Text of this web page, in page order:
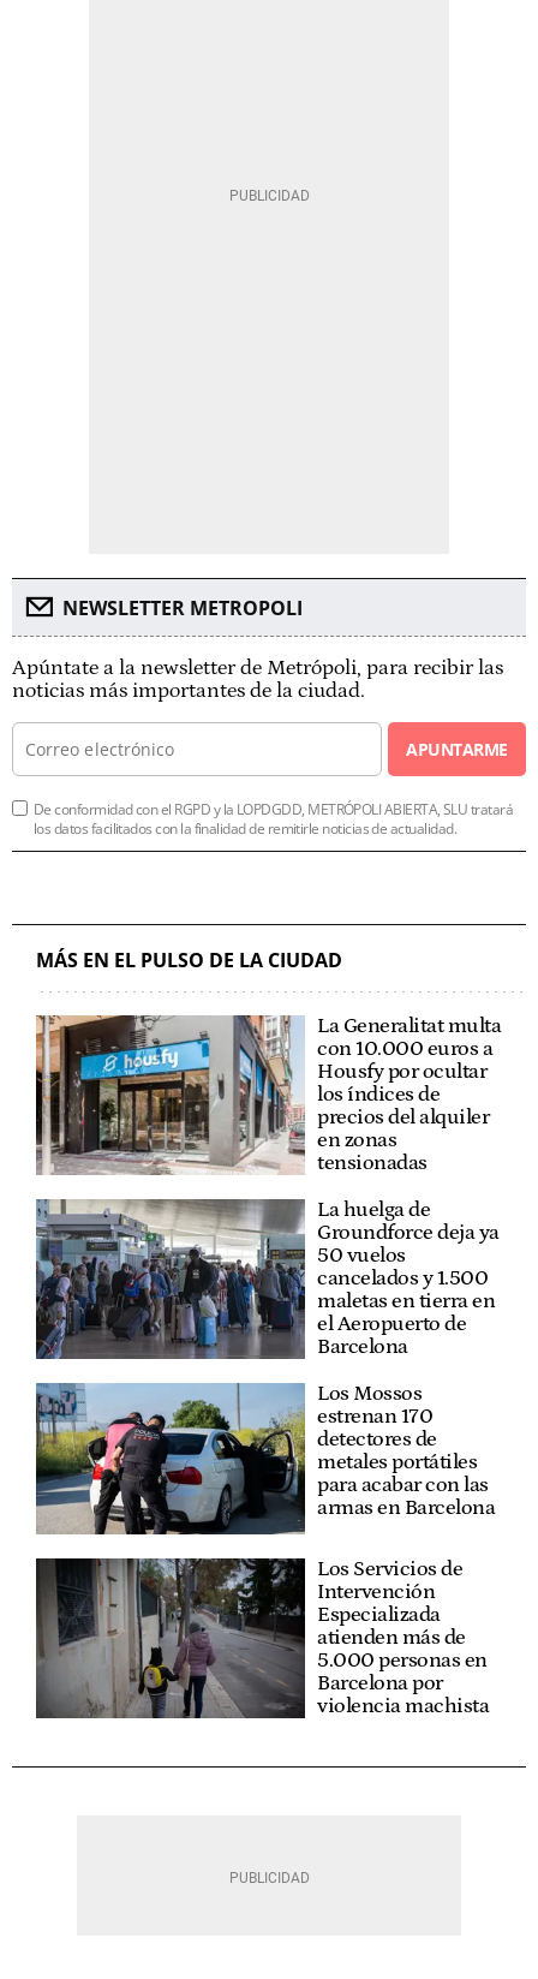
NEWSLETTER METROPOLI
Apúntate a la newsletter de Metrópoli, para recibir las
noticias más importantes de la ciudad.
APUNTARME
De conformidad con el RGPD y la LOPDGDD, METRÓPOLI ABIERTA, SLU tratará
los datos facilitados con la finalidad de remitirle noticias de actualidad.
MÁS EN EL PULSO DE LA CIUDAD
La Generalitat multa
con 10.000 euros a
Housfy por ocultar
los índices de
precios del alquiler
en zonas
tensionadas
La huelga de
Groundforce deja ya
50 vuelos
cancelados y 1.500
maletas en tierra en
el Aeropuerto de
Barcelona
Los Mossos
estrenan 170
detectores de
metales portátiles
para acabar con las
armas en Barcelona
Los Servicios de
Intervención
Especializada
atienden más de
5.000 personas en
Barcelona por
violencia machista